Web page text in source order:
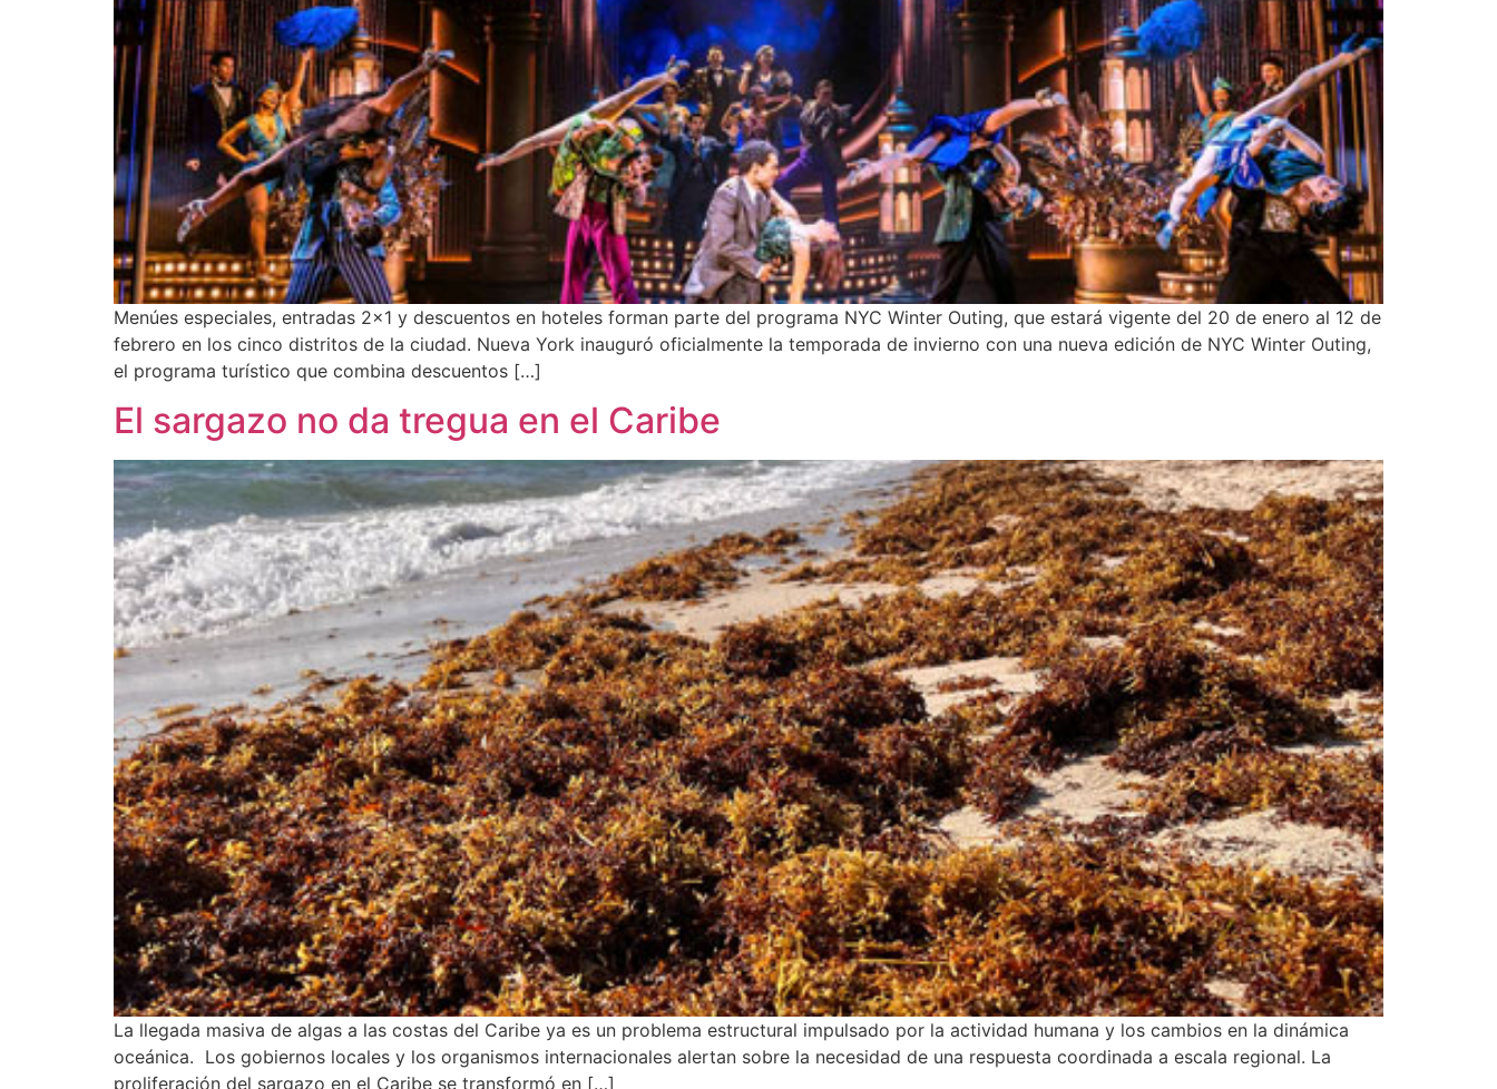
Menúes especiales, entradas 2×1 y descuentos en hoteles forman parte del programa NYC Winter Outing, que estará vigente del 20 de enero al 12 de
febrero en los cinco distritos de la ciudad. Nueva York inauguró oficialmente la temporada de invierno con una nueva edición de NYC Winter Outing,
el programa turístico que combina descuentos […]
El sargazo no da tregua en el Caribe
La llegada masiva de algas a las costas del Caribe ya es un problema estructural impulsado por la actividad humana y los cambios en la dinámica
oceánica. Los gobiernos locales y los organismos internacionales alertan sobre la necesidad de una respuesta coordinada a escala regional. La
proliferación del sargazo en el Caribe se transformó en […]